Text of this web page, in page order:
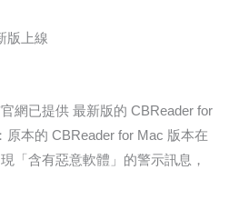
版上線
網已提供 最新版的 CBReader for
原本的 CBReader for Mac 版本在
「含有惡意軟體」的警示訊息，